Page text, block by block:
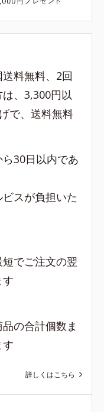
料無料、2回
、3,300円以
で、送料無料
30日以内であ
スが負担いた
でご注文の翌
す
の合計個数ま
詳しくはこちら